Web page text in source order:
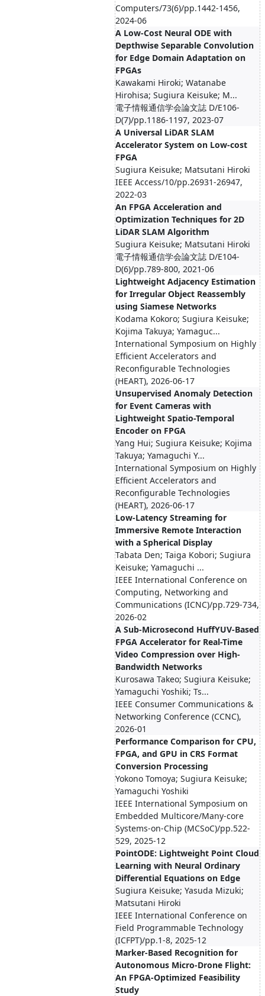
Computers/73(6)/pp.1442-1456,
2024-06
A Low-Cost Neural ODE with
Depthwise Separable Convolution
for Edge Domain Adaptation on
FPGAs
Kawakami Hiroki; Watanabe
Hirohisa; Sugiura Keisuke; M...
電子情報通信学会論文誌 D/E106-
D(7)/pp.1186-1197, 2023-07
A Universal LiDAR SLAM
Accelerator System on Low-cost
FPGA
Sugiura Keisuke; Matsutani Hiroki
IEEE Access/10/pp.26931-26947,
2022-03
An FPGA Acceleration and
Optimization Techniques for 2D
LiDAR SLAM Algorithm
Sugiura Keisuke; Matsutani Hiroki
電子情報通信学会論文誌 D/E104-
D(6)/pp.789-800, 2021-06
Lightweight Adjacency Estimation
for Irregular Object Reassembly
using Siamese Networks
Kodama Kokoro; Sugiura Keisuke;
Kojima Takuya; Yamaguc...
International Symposium on Highly
Efficient Accelerators and
Reconfigurable Technologies
(HEART), 2026-06-17
Unsupervised Anomaly Detection
for Event Cameras with
Lightweight Spatio-Temporal
Encoder on FPGA
Yang Hui; Sugiura Keisuke; Kojima
Takuya; Yamaguchi Y...
International Symposium on Highly
Efficient Accelerators and
Reconfigurable Technologies
(HEART), 2026-06-17
Low-Latency Streaming for
Immersive Remote Interaction
with a Spherical Display
Tabata Den; Taiga Kobori; Sugiura
Keisuke; Yamaguchi ...
IEEE International Conference on
Computing, Networking and
Communications (ICNC)/pp.729-734,
2026-02
A Sub-Microsecond HuffYUV-Based
FPGA Accelerator for Real-Time
Video Compression over High-
Bandwidth Networks
Kurosawa Takeo; Sugiura Keisuke;
Yamaguchi Yoshiki; Ts...
IEEE Consumer Communications &
Networking Conference (CCNC),
2026-01
Performance Comparison for CPU,
FPGA, and GPU in CRS Format
Conversion Processing
Yokono Tomoya; Sugiura Keisuke;
Yamaguchi Yoshiki
IEEE International Symposium on
Embedded Multicore/Many-core
Systems-on-Chip (MCSoC)/pp.522-
529, 2025-12
PointODE: Lightweight Point Cloud
Learning with Neural Ordinary
Differential Equations on Edge
Sugiura Keisuke; Yasuda Mizuki;
Matsutani Hiroki
IEEE International Conference on
Field Programmable Technology
(ICFPT)/pp.1-8, 2025-12
Marker-Based Recognition for
Autonomous Micro-Drone Flight:
An FPGA-Optimized Feasibility
Study